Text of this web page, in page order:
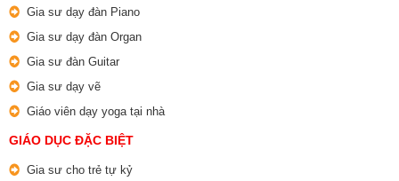
Gia sư dạy đàn Piano
Gia sư dạy đàn Organ
Gia sư đàn Guitar
Gia sư dạy vẽ
Giáo viên dạy yoga tại nhà
GIÁO DỤC ĐẶC BIỆT
Gia sư cho trẻ tự kỷ